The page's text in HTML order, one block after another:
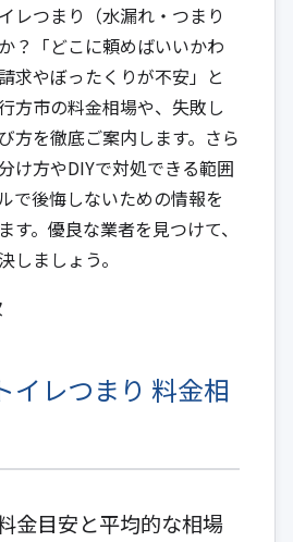
レつまり（水漏れ・つまり
？「どこに頼めばいいかわ
求やぼったくりが不安」と
方市の料金相場や、失敗し
方を徹底ご案内します。さら
け方やDIYで対処できる範囲
で後悔しないための情報を
す。優良な業者を見つけて、
しましょう。
イレつまり 料金相
金目安と平均的な相場